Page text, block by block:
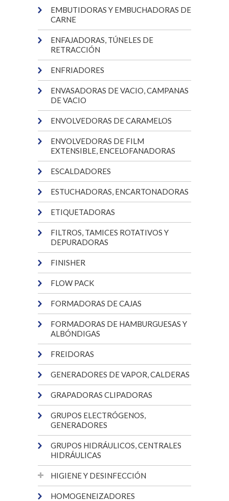
EMBUTIDORAS Y EMBUCHADORAS DE
CARNE
ENFAJADORAS, TÚNELES DE
RETRACCIÓN
ENFRIADORES
ENVASADORAS DE VACIO, CAMPANAS
DE VACIO
ENVOLVEDORAS DE CARAMELOS
ENVOLVEDORAS DE FILM
EXTENSIBLE, ENCELOFANADORAS
ESCALDADORES
ESTUCHADORAS, ENCARTONADORAS
ETIQUETADORAS
FILTROS, TAMICES ROTATIVOS Y
DEPURADORAS
FINISHER
FLOW PACK
FORMADORAS DE CAJAS
FORMADORAS DE HAMBURGUESAS Y
ALBÓNDIGAS
FREIDORAS
GENERADORES DE VAPOR, CALDERAS
GRAPADORAS CLIPADORAS
GRUPOS ELECTRÓGENOS,
GENERADORES
GRUPOS HIDRÁULICOS, CENTRALES
HIDRÁULICAS
HIGIENE Y DESINFECCIÓN
HOMOGENEIZADORES